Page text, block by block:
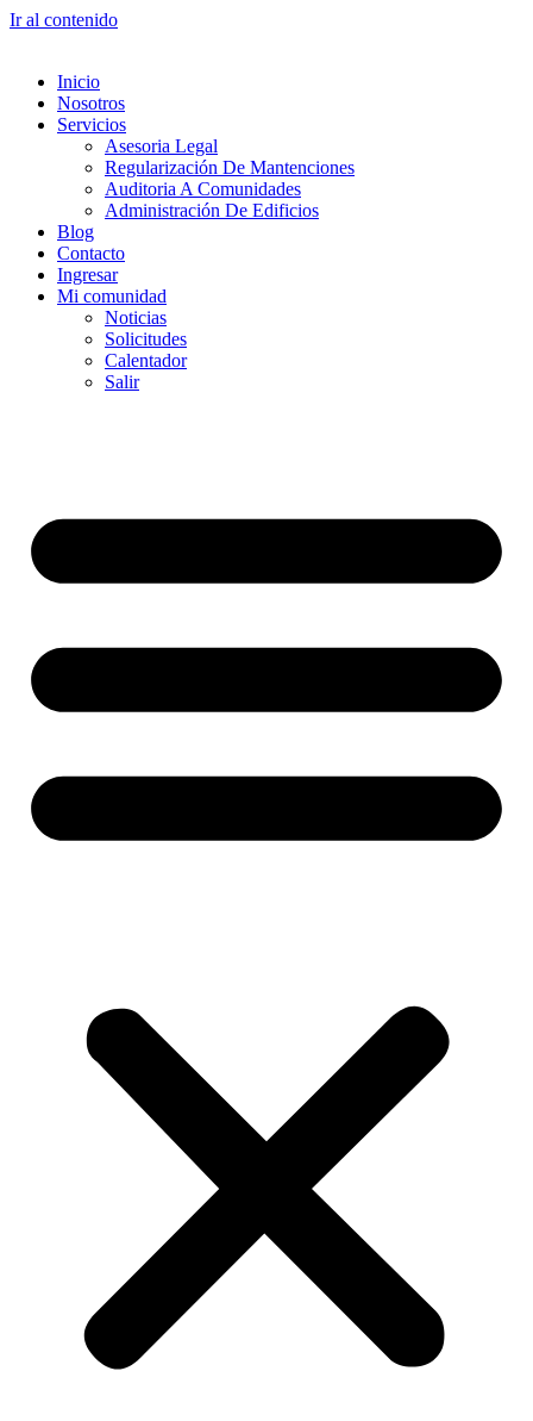
Ir al contenido
Inicio
Nosotros
Servicios
Asesoria Legal
Regularización De Mantenciones
Auditoria A Comunidades
Administración De Edificios
Blog
Contacto
Ingresar
Mi comunidad
Noticias
Solicitudes
Calentador
Salir